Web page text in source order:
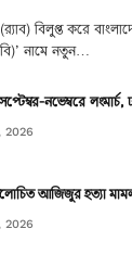
বিলুপ্ত করে
নামে নতুন…
নভেম্বরে লংমার্চ,
2026
আজিজুর হত্যা
2026